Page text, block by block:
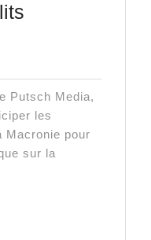
Putsch Media,
les
Macronie pour
sur la